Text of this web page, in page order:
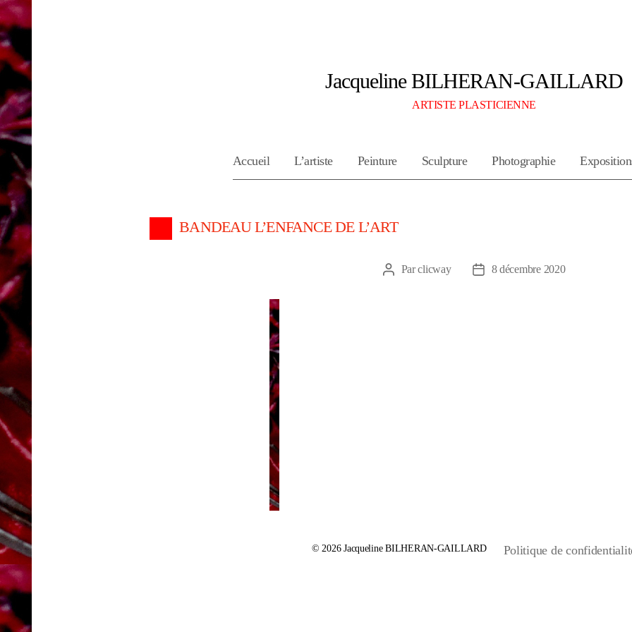
Jacqueline BILHERAN-GAILLARD
ARTISTE PLASTICIENNE
Accueil L’artiste Peinture Sculpture Photographie
BANDEAU L’ENFANCE DE L’ART
Auteur
Parclicway
Date8 décembre 2020
© 2026Jacqueline BILHERAN-GAILLARD Politique de